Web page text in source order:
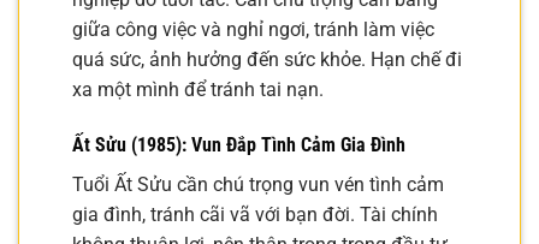
giữa công việc và nghỉ ngơi, tránh làm việc
quá sức, ảnh hưởng đến sức khỏe. Hạn chế đi
xa một mình để tránh tai nạn.
Ất Sửu (1985): Vun Đắp Tình Cảm Gia Đình
Tuổi Ất Sửu cần chú trọng vun vén tình cảm
gia đình, tránh cãi vã với bạn đời. Tài chính